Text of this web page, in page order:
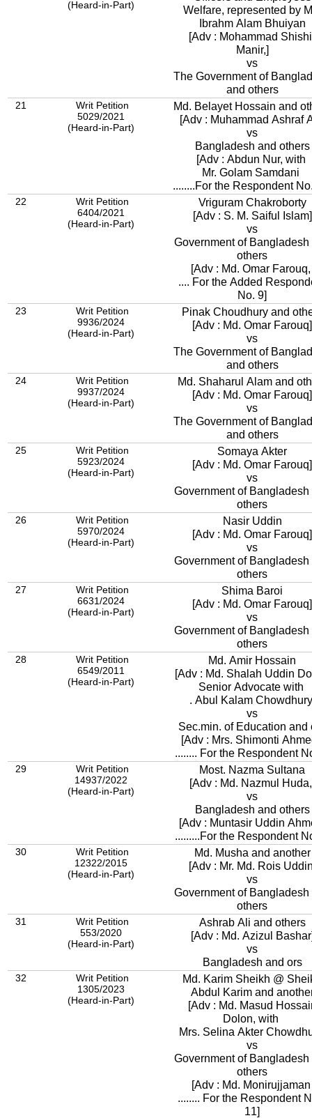
(Heard-in-Part)
Welfare, represented by
Ibrahm Alam Bhuiyan
[Adv : Mohammad
Manir,]
vs
The Government of
and others
21
Writ Petition
5029/2021
(Heard-in-Part)
Md. Belayet Hossain and
[Adv : Muhammad Ashraf
vs
Bangladesh and others
[Adv : Abdun Nur, with
Mr. Golam Samdani
........For the Respondent
22
Writ Petition
6404/2021
(Heard-in-Part)
Vriguram Chakroborty
[Adv : S. M. Saiful Islam]
vs
Government of Bangladesh
others
[Adv : Md. Omar
.... For the Added
No. 9]
23
Writ Petition
9936/2024
(Heard-in-Part)
Pinak Choudhury and
[Adv : Md. Omar Farouq]
vs
The Government of
and others
24
Writ Petition
9937/2024
(Heard-in-Part)
Md. Shaharul Alam and
[Adv : Md. Omar Farouq]
vs
The Government of
and others
25
Writ Petition
5923/2024
(Heard-in-Part)
Somaya Akter
[Adv : Md. Omar Farouq]
vs
Government of Bangladesh
others
26
Writ Petition
5970/2024
(Heard-in-Part)
Nasir Uddin
[Adv : Md. Omar Farouq]
vs
Government of Bangladesh
others
27
Writ Petition
6631/2024
(Heard-in-Part)
Shima Baroi
[Adv : Md. Omar Farouq]
vs
Government of Bangladesh
others
28
Writ Petition
6549/2011
(Heard-in-Part)
Md. Amir Hossain
[Adv : Md. Shalah Uddin
Senior Advocate with
. Abul Kalam
vs
Sec.min. of Education and
[Adv : Mrs. Shimonti
........ For the Respondent
29
Writ Petition
14937/2022
(Heard-in-Part)
Most. Nazma Sultana
[Adv : Md. Nazmul
vs
Bangladesh and others
[Adv : Muntasir Uddin
.........For the Respondent
30
Writ Petition
12322/2015
(Heard-in-Part)
Md. Musha and another
[Adv : Mr. Md. Rois
vs
Government of Bangladesh
others
31
Writ Petition
553/2020
(Heard-in-Part)
Ashrab Ali and others
[Adv : Md. Azizul
vs
Bangladesh and ors
32
Writ Petition
1305/2023
(Heard-in-Part)
Md. Karim Sheikh @
Abdul Karim and
[Adv : Md. Masud
Dolon, with
Mrs. Selina Akter
vs
Government of Bangladesh
others
[Adv : Md.
........ For the Respondent
11]